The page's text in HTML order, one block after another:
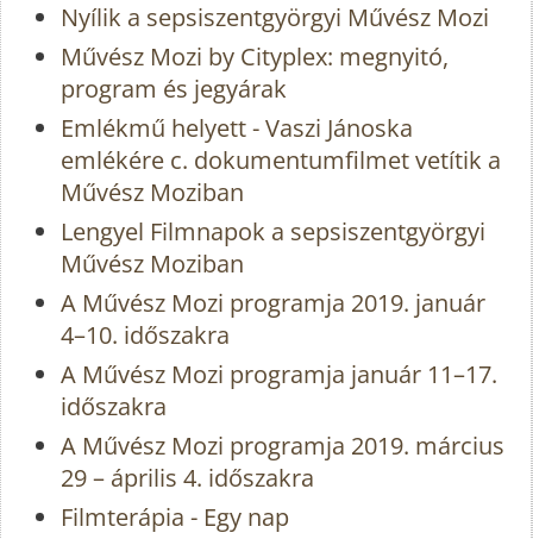
Nyílik a sepsiszentgyörgyi Művész Mozi
Művész Mozi by Cityplex: megnyitó,
program és jegyárak
Emlékmű helyett - Vaszi Jánoska
emlékére c. dokumentumfilmet vetítik a
Művész Moziban
Lengyel Filmnapok a sepsiszentgyörgyi
Művész Moziban
A Művész Mozi programja 2019. január
4–10. időszakra
A Művész Mozi programja január 11–17.
időszakra
A Művész Mozi programja 2019. március
29 – április 4. időszakra
Filmterápia - Egy nap